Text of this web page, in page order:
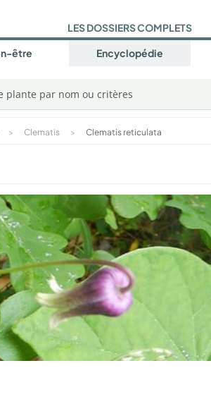
LES DOSSIERS COMPLETS
être Encyclopédie
plante par nom ou critères
> Clematis > Clematis reticulata